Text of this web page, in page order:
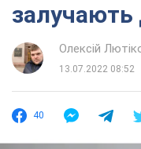
залучають
Олексій
13.07.2022 08:52
40